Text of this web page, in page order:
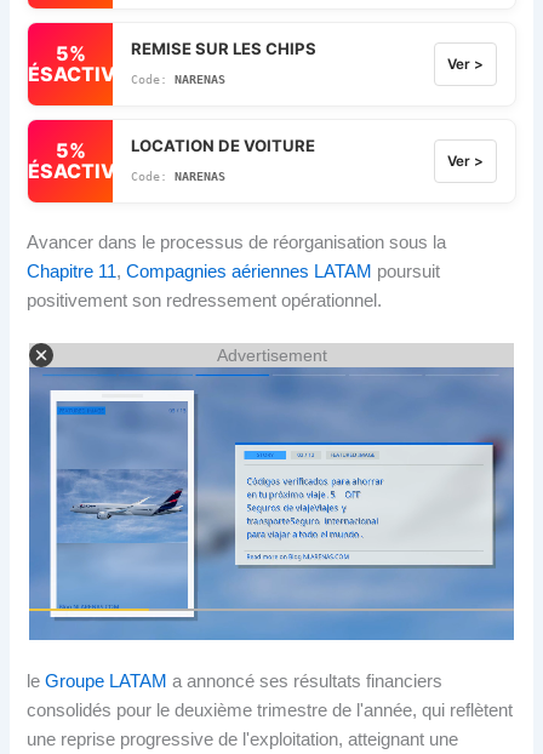
5%
DÉSACTIVÉ
REMISE SUR LES CHIPS
NARENAS
Ver >
5%
DÉSACTIVÉ
LOCATION DE VOITURE
NARENAS
Ver >
Avancer dans le processus de réorganisation sous la
Chapitre 11,Compagnies aériennes LATAM poursuit
positivement son redressement opérationnel.
Advertisement
leGroupe LATAM a annoncé ses résultats financiers
consolidés pour le deuxième trimestre de l'année, qui reflètent
une reprise progressive de l'exploitation, atteignant une